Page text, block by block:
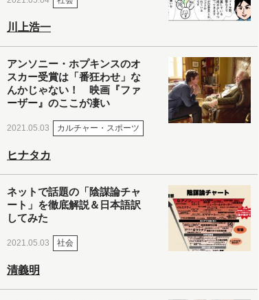
川上浩一
アンソニー・ホプキンスのオ
スカー受賞は「番狂わせ」な
んかじゃない！ 映画『ファ
ーザー』のここが凄い
2021.05.03 カルチャー・スポーツ
ヒナタカ
ネットで話題の「陰謀論チャ
ート」を徹底解説＆日本語訳
してみた
2021.05.03 社会
清義明